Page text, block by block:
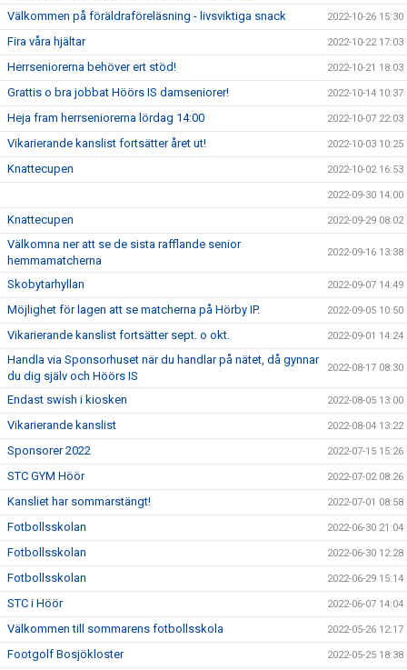
Välkommen på föräldraföreläsning - livsviktiga snack 2022-10-26 15:30
Fira våra hjältar 2022-10-22 17:03
Herrseniorerna behöver ert stöd! 2022-10-21 18:03
Grattis o bra jobbat Höörs IS damseniorer! 2022-10-14 10:37
Heja fram herrseniorerna lördag 14:00 2022-10-07 22:03
Vikarierande kanslist fortsätter året ut! 2022-10-03 10:25
Knattecupen 2022-10-02 16:53
2022-09-30 14:00
Knattecupen 2022-09-29 08:02
Välkomna ner att se de sista rafflande senior
hemmamatcherna
2022-09-16 13:38
Skobytarhyllan 2022-09-07 14:49
Möjlighet för lagen att se matcherna på Hörby IP. 2022-09-05 10:50
Vikarierande kanslist fortsätter sept. o okt. 2022-09-01 14:24
Handla via Sponsorhuset när du handlar på nätet, då gynnar
du dig själv och Höörs IS
2022-08-17 08:30
Endast swish i kiosken 2022-08-05 13:00
Vikarierande kanslist 2022-08-04 13:22
Sponsorer 2022 2022-07-15 15:26
STC GYM Höör 2022-07-02 08:26
Kansliet har sommarstängt! 2022-07-01 08:58
Fotbollsskolan 2022-06-30 21:04
Fotbollsskolan 2022-06-30 12:28
Fotbollsskolan 2022-06-29 15:14
STC i Höör 2022-06-07 14:04
Välkommen till sommarens fotbollsskola 2022-05-26 12:17
Footgolf Bosjökloster 2022-05-25 18:38